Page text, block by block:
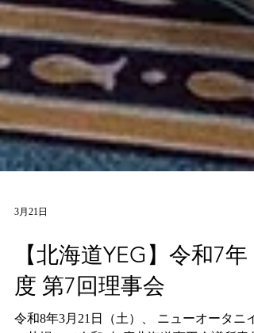
3月21日
【北海道YEG】令和7年
度 第7回理事会